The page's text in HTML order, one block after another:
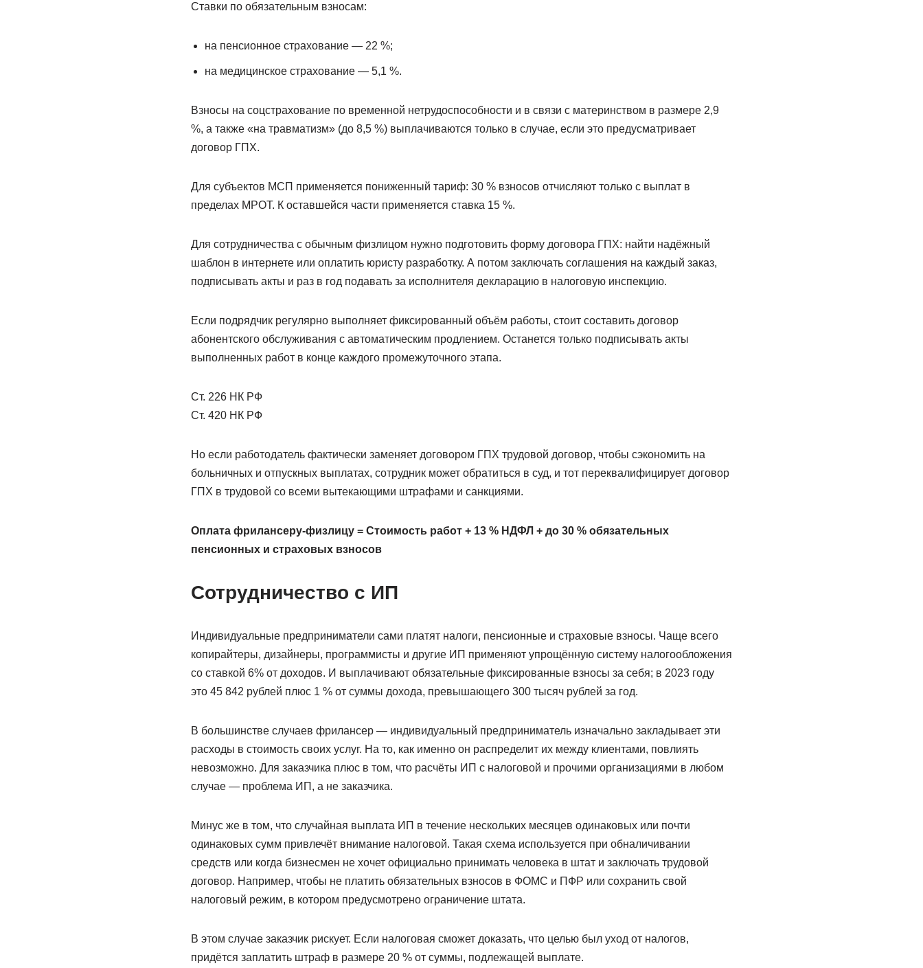
Ставки по обязательным взносам:
на пенсионное страхование — 22 %;
на медицинское страхование — 5,1 %.
Взносы на соцстрахование по временной нетрудоспособности и в связи с материнством в размере 2,9
%, а также «на травматизм» (до 8,5 %) выплачиваются только в случае, если это предусматривает
договор ГПХ.
Для субъектов МСП применяется пониженный тариф: 30 % взносов отчисляют только с выплат в
пределах МРОТ. К оставшейся части применяется ставка 15 %.
Для сотрудничества с обычным физлицом нужно подготовить форму договора ГПХ: найти надёжный
шаблон в интернете или оплатить юристу разработку. А потом заключать соглашения на каждый заказ,
подписывать акты и раз в год подавать за исполнителя декларацию в налоговую инспекцию.
Если подрядчик регулярно выполняет фиксированный объём работы, стоит составить договор
абонентского обслуживания с автоматическим продлением. Останется только подписывать акты
выполненных работ в конце каждого промежуточного этапа.
Ст. 226 НК РФ
Ст. 420 НК РФ
Но если работодатель фактически заменяет договором ГПХ трудовой договор, чтобы сэкономить на
больничных и отпускных выплатах, сотрудник может обратиться в суд, и тот переквалифицирует договор
ГПХ в трудовой со всеми вытекающими штрафами и санкциями.
Оплата фрилансеру-физлицу = Стоимость работ + 13 % НДФЛ + до 30 % обязательных
пенсионных и страховых взносов
Сотрудничество с ИП
Индивидуальные предприниматели сами платят налоги, пенсионные и страховые взносы. Чаще всего
копирайтеры, дизайнеры, программисты и другие ИП применяют упрощённую систему налогообложения
со ставкой 6% от доходов. И выплачивают обязательные фиксированные взносы за себя; в 2023 году
это 45 842 рублей плюс 1 % от суммы дохода, превышающего 300 тысяч рублей за год.
В большинстве случаев фрилансер — индивидуальный предприниматель изначально закладывает эти
расходы в стоимость своих услуг. На то, как именно он распределит их между клиентами, повлиять
невозможно. Для заказчика плюс в том, что расчёты ИП с налоговой и прочими организациями в любом
случае — проблема ИП, а не заказчика.
Минус же в том, что случайная выплата ИП в течение нескольких месяцев одинаковых или почти
одинаковых сумм привлечёт внимание налоговой. Такая схема используется при обналичивании
средств или когда бизнесмен не хочет официально принимать человека в штат и заключать трудовой
договор. Например, чтобы не платить обязательных взносов в ФОМС и ПФР или сохранить свой
налоговый режим, в котором предусмотрено ограничение штата.
В этом случае заказчик рискует. Если налоговая сможет доказать, что целью был уход от налогов,
придётся заплатить штраф в размере 20 % от суммы, подлежащей выплате.